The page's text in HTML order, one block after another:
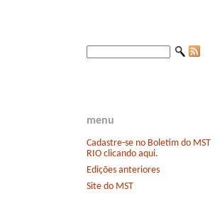
menu
Cadastre-se no Boletim do MST
RIO clicando aqui.
Edições anteriores
Site do MST